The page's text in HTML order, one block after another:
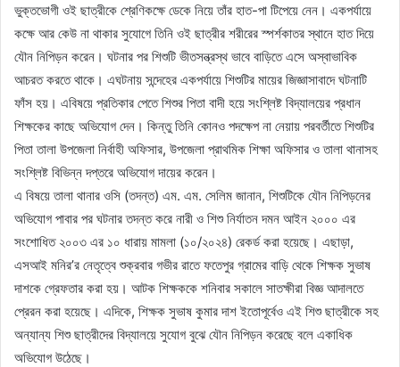
ভুক্তভোগী ওই ছাত্রীকে শ্রেণিকক্ষে ডেকে নিয়ে তাঁর হাত-পা টিপেয়ে নেন। একপর্যায়ে
কক্ষে আর কেউ না থাকার সুযোগে তিনি ওই ছাত্রীর শরীরের স্পর্শকাতর স্থানে হাত দিয়ে
যৌন নিপিড়ন করেন। ঘটনার পর শিশুটি ভীতসন্ত্রস্থ ভাবে বাড়িতে এসে অস্বাভাবিক
আচরত করতে থাকে। এঘটনায় সন্দেহের একপর্যায়ে শিশুটির মায়ের জিজ্ঞাসাবাদে ঘটনাটি
ফাঁস হয়। এবিষয়ে প্রতিকার পেতে শিশুর পিতা বাদী হয়ে সংশ্লিষ্ট বিদ্যালয়ের প্রধান
শিক্ষকের কাছে অভিযোগ দেন। কিন্তু তিনি কোনও পদক্ষেপ না নেয়ায় পরবর্তীতে শিশুটির
পিতা তালা উপজেলা নির্বাহী অফিসার, উপজেলা প্রাথমিক শিক্ষা অফিসার ও তালা থানাসহ
সংশ্লিষ্ট বিভিন্ন দপ্তরে অভিযোগ দায়ের করেন।
এ বিষয়ে তালা থানার ওসি (তদন্ত) এম. এম. সেলিম জানান, শিশুটিকে যৌন নিপিড়নের
অভিযোগ পাবার পর ঘটনার তদন্ত করে নারী ও শিশু নির্যাতন দমন আইন ২০০০ এর
সংশোধিত ২০০৩ এর ১০ ধারায় মামলা (১০/২০২৪) রেকর্ড করা হয়েছে। এছাড়া,
এসআই মনির’র নেতৃত্বে শুক্রবার গভীর রাতে ফতেপুর গ্রামের বাড়ি থেকে শিক্ষক সুভাষ
দাশকে গ্রেফতার করা হয়। আটক শিক্ষককে শনিবার সকালে সাতক্ষীরা বিজ্ঞ আদালতে
প্রেরন করা হয়েছে। এদিকে, শিক্ষক সুভাষ কুমার দাশ ইতোপূর্বেও এই শিশু ছাত্রীকে সহ
অন্যান্য শিশু ছাত্রীদের বিদ্যালয়ে সুযোগ বুঝে যৌন নিপিড়ন করেছে বলে একাধিক
অভিযোগ উঠেছে।